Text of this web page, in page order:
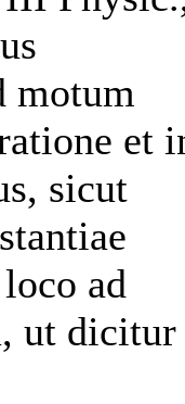
motum
et
sicut
ad
ut